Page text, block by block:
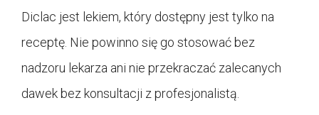
Diclac jest lekiem, który dostępny jest tylko na
receptę. Nie powinno się go stosować bez
nadzoru lekarza ani nie przekraczać zalecanych
dawek bez konsultacji z profesjonalistą.